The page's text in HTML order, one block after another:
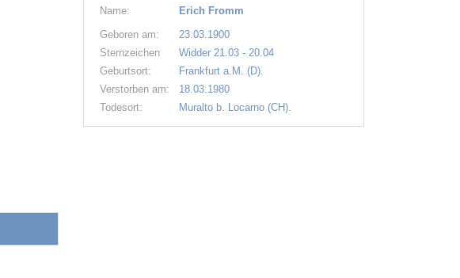
Name:
Erich Fromm
Geboren am:
23.03.1900
Sternzeichen
Widder 21.03 - 20.04
Geburtsort:
Frankfurt a.M. (D).
Verstorben am:
18.03.1980
Todesort:
Muralto b. Locarno (CH).